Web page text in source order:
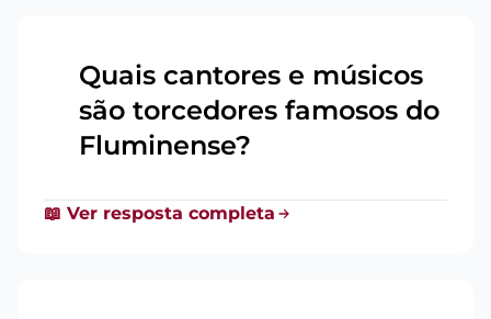
Quais cantores e músicos
são torcedores famosos do
Fluminense?
📖 Ver resposta completa